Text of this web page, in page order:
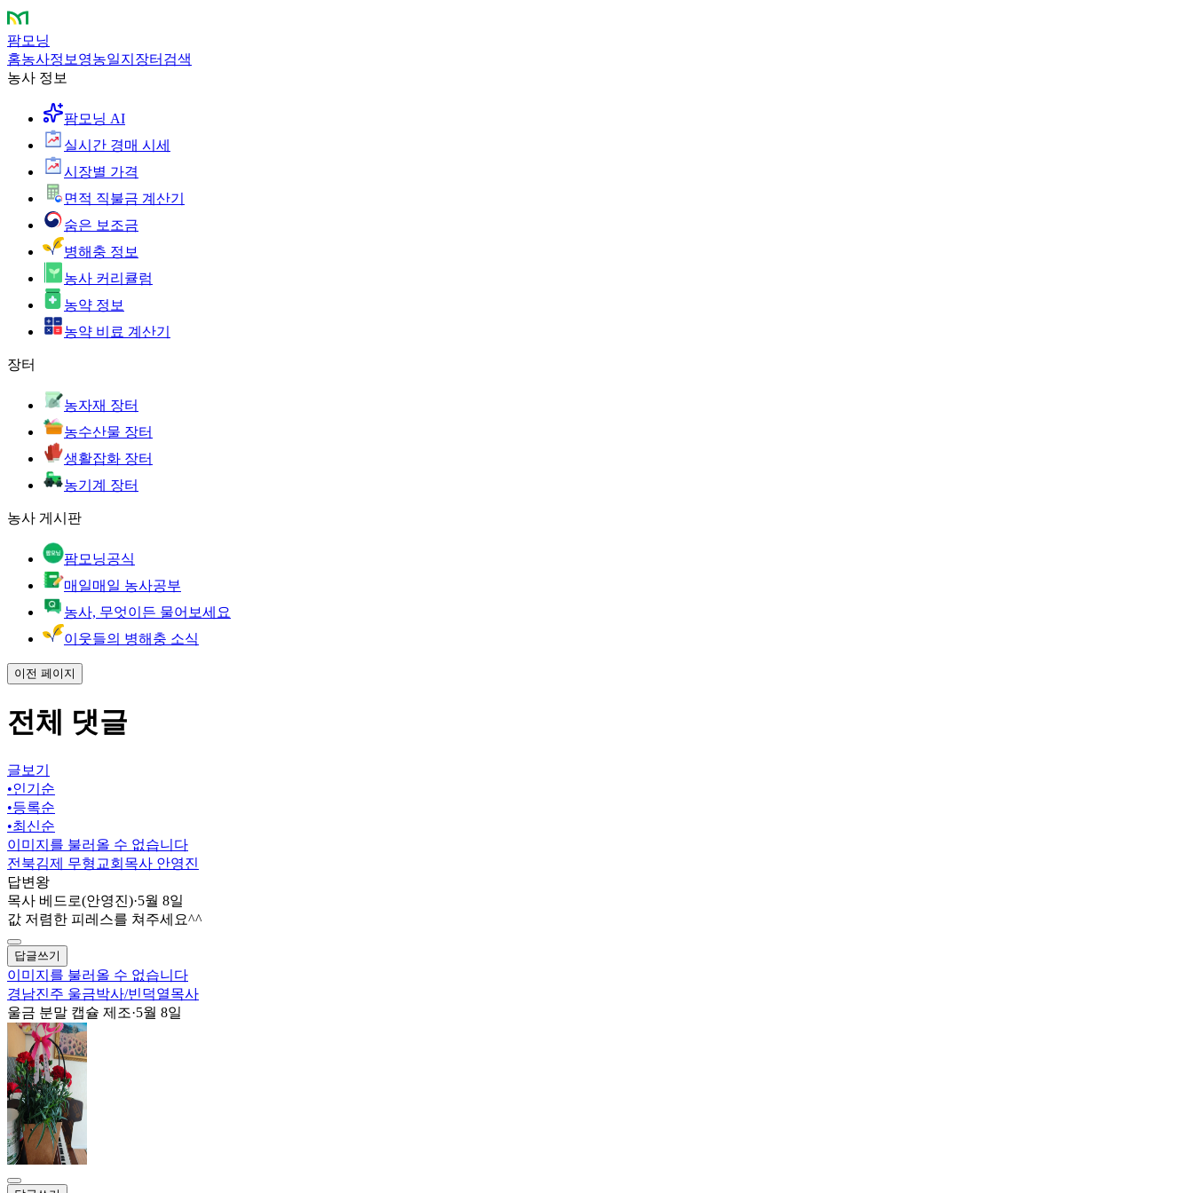
팜모닝
홈농사정보 영농일지 장터 검색
농사 정보
팜모닝 AI
실시간 경매 시세
시장별 가격
면적 직불금 계산기
숨은 보조금
병해충 정보
농사 커리큘럼
농약 정보
농약 비료 계산기
장터
농자재 장터
농수산물 장터
생활잡화 장터
농기계 장터
농사 게시판
팜모닝공식
매일매일 농사공부
농사, 무엇이든 물어보세요
이웃들의 병해충 소식
이전 페이지
전체 댓글
글보기
•인기순
•등록순
•최신순
이미지를 불러올 수 없습니다
전북김제 무형교회목사 안영진
답변왕
목사 베드로(안영진)·5월 8일
값 저렴한 피레스를 쳐주세요^^
답글쓰기
이미지를 불러올 수 없습니다
경남진주 울금박사/빈덕열목사
울금 분말 캡슐 제조·5월 8일